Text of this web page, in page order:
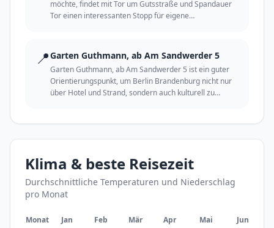
möchte, findet mit Tor um Gutsstraße und Spandauer
Tor einen interessanten Stopp für eigene
📍Garten Guthmann, ab Am Sandwerder 5
Garten Guthmann, ab Am Sandwerder 5 ist ein guter
Orientierungspunkt, um Berlin Brandenburg nicht nur
über Hotel und Strand, sondern auch kulturell zu
Klima & beste Reisezeit
Durchschnittliche Temperaturen und Niederschlag
pro Monat
Monat Jan Feb Mär Apr Mai Jun